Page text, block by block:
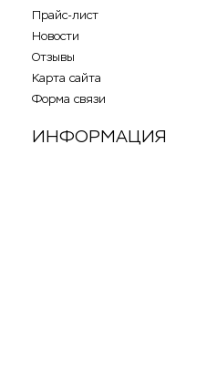
Прайс-лист
Новости
Отзывы
Карта сайта
Форма связи
ИНФОРМАЦИЯ